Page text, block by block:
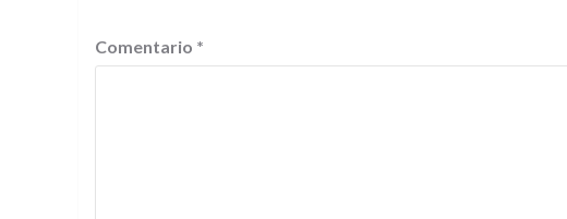
Comentario *